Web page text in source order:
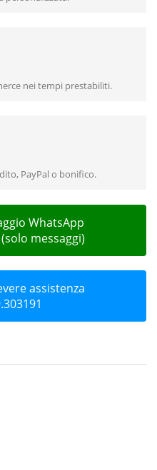
nei tempi prestabiliti.
PayPal o bonifico.
WhatsApp
messaggi)
assistenza